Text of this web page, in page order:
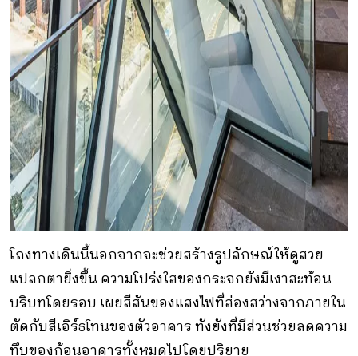
โถงทางเดินนี้นอกจากจะช่วยสร้างรูปลักษณ์ให้ดูสวย
แปลกตายิ่งขึ้น ความโปร่งใสของกระจกยังมีเงาสะท้อน
บริบทโดยรอบ เผยสีสันของแสงไฟที่ส่องสว่างจากภายใน
ตัดกับสีเอิร์ธโทนของตัวอาคาร ทังยังที่มีส่วนช่วยลดความ
ทึบของก้อนอาคารทั้งหมดไปโดยปริยาย